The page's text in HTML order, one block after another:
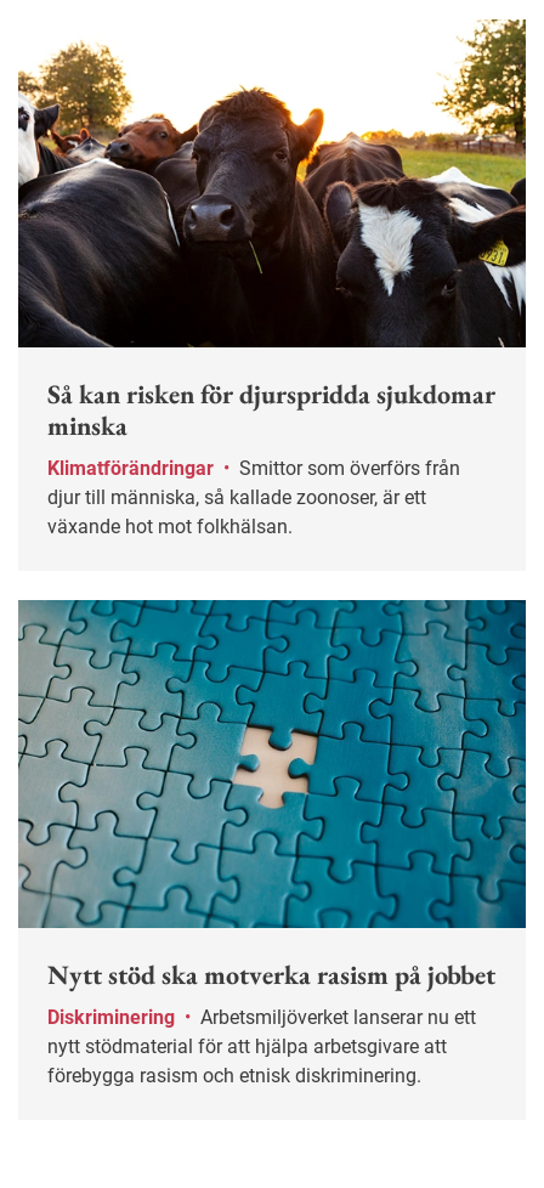
Så kan risken för djurspridda sjukdomar
minska
Klimatförändringar •
djur till människa, så kallade zoonoser, är ett
växande hot mot folkhälsan.
Nytt stöd ska motverka rasism på jobbet
Diskriminering •
nytt stödmaterial för att hjälpa arbetsgivare att
förebygga rasism och etnisk diskriminering.